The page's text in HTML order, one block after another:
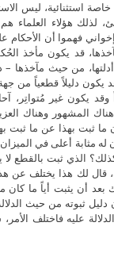
استثنائية، ليس
لذلك هؤلاء العلماء
فهموا أن الأحكام
قد يكون مأخذ
من حيث مآخذها –
يكون دليلاً قطعياً من
يكون غير مُتواتِر،
المشهور وهناك
ما ثبت بهذا عن ما ثبت
مثابة أعلى في
الذي ثبت بالقطع لا
قال لك هذا يختلف عن
أن يثبت أياً ما كان
ثبوته من حيث
عليه فاختلف